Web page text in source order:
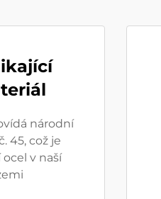
národní
45, což je
v naší